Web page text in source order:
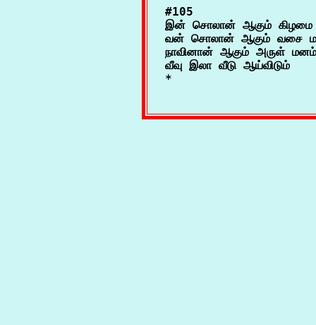
#105
இன் சொலான் ஆகும் கிழமை
வன் சொலான் ஆகும் வசை
நாவினான் ஆகும் அருள்
வீவு இலா வீடு ஆய்விடும்